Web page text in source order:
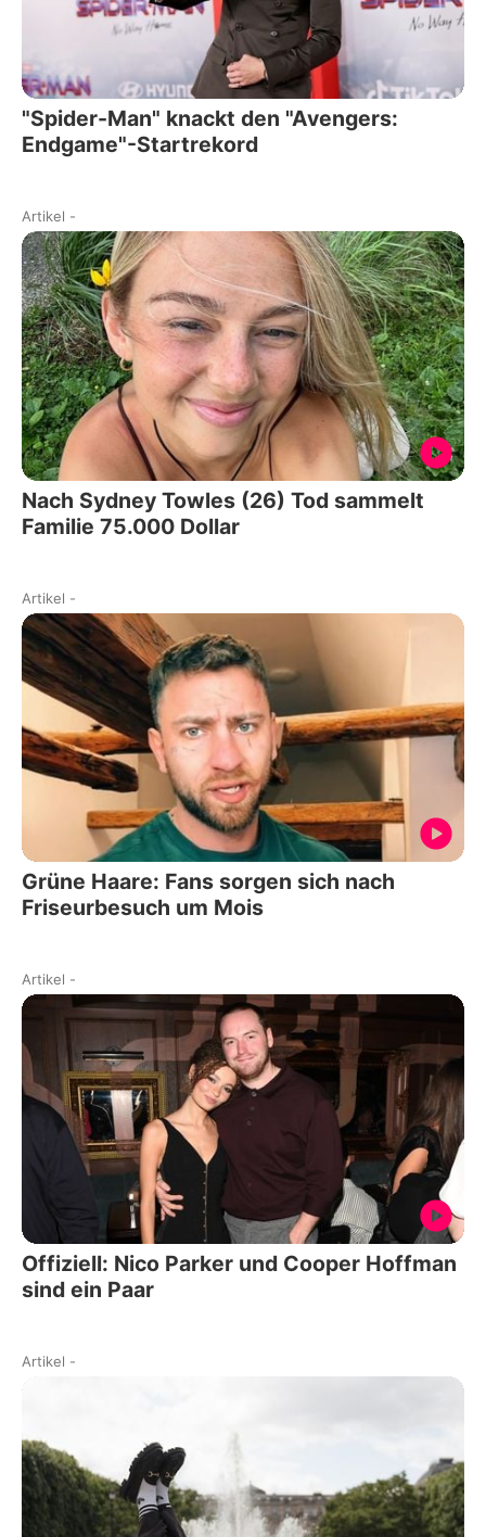
"Spider-Man" knackt den "Avengers:
Endgame"-Startrekord
Artikel -
Nach Sydney Towles (26) Tod sammelt
Familie 75.000 Dollar
Artikel -
Grüne Haare: Fans sorgen sich nach
Friseurbesuch um Mois
Artikel -
Offiziell: Nico Parker und Cooper Hoffman
sind ein Paar
Artikel -